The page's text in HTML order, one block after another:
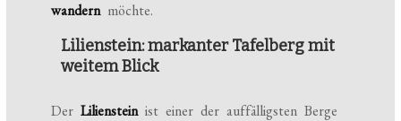
wandernmöchte.
Lilienstein: markanter Tafelberg mit
weitem Blick
DerLiliensteinist einer der auffälligsten Berge